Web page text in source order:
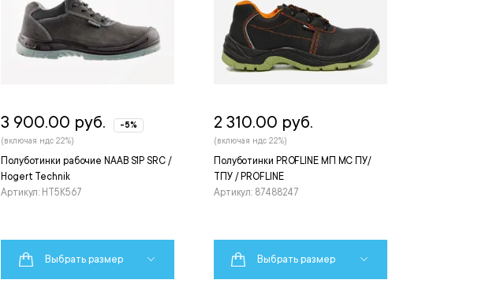
Полуботинки рабочие NAAB S1P SRC /
Hogert Technik
Артикул: HT5K567
3 900.00 руб.
-5%
(включая ндс 22%)
Выбрать размер
Полуботинки PROFLINE МП МС ПУ/
ТПУ / PROFLINE
Артикул: 87488247
2 310.00 руб.
(включая ндс 22%)
Выбрать размер